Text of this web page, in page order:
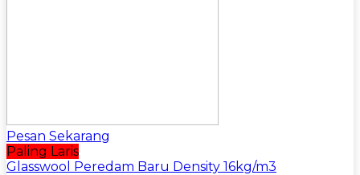
Pesan Sekarang
Paling Laris
Glasswool Peredam Baru Density 16kg/m3